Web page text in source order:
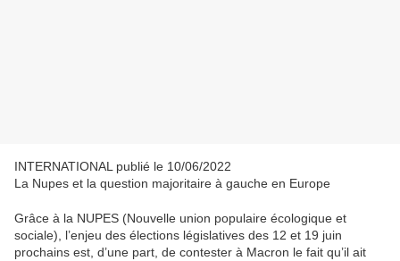
INTERNATIONAL publié le 10/06/2022
La Nupes et la question majoritaire à gauche en Europe
Grâce à la NUPES (Nouvelle union populaire écologique et
sociale), l’enjeu des élections législatives des 12 et 19 juin
prochains est, d’une part, de contester à Macron le fait qu’il ait